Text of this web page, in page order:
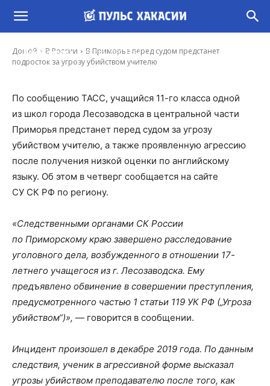
Домой В России
В Приморье перед судом предстанет
подросток за угрозу убийством учителю
В Приморье перед судом предстанет
подросток за угрозу убийством учителю
Иона Суслова 29 Окт, 2020 12:34
По сообщению ТАСС, учащийся 11-го класса одной
из школ города Лесозаводска в центральной части
Приморья предстанет перед судом за угрозу
убийством учителю, а также проявленную агрессию
после получения низкой оценки по английскому
языку. Об этом в четверг сообщается на сайте
СУ СК РФ по региону.
«Следственными органами СК России
по Приморскому краю завершено расследование
уголовного дела, возбужденного в отношении 17-
летнего учащегося из г. Лесозаводска. Ему
предъявлено обвинение в совершении преступления,
предусмотренного частью 1 статьи 119 УК РФ („Угроза
убийством“)», — говорится в сообщении.
Инцидент произошел в декабре 2019 года. По данным
следствия, ученик в агрессивной форме высказал
угрозы убийством преподавателю после того, как